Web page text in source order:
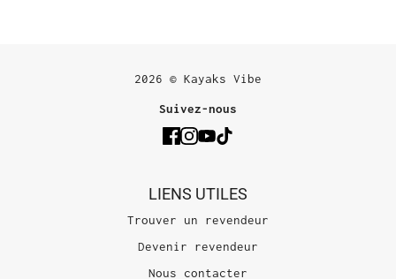
2026 © Kayaks Vibe
Suivez-nous
LIENS UTILES
Trouver un revendeur
Devenir revendeur
Nous contacter